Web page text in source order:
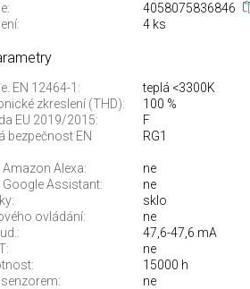
4058075836846
4 ks
EN 12464-1: teplá <3300K
zkreslení (THD):
100 %
EU 2019/2015:
F
bezpečnost EN
RG1
Alexa: ne
Assistant:
ne
sklo
ovládání:
ne
47,6-47,6 mA
ne
15000 h
ne